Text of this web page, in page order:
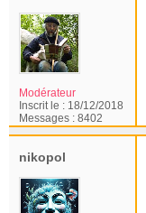
Modérateur
Inscrit le : 18/12/2018
Messages : 8402
nikopol